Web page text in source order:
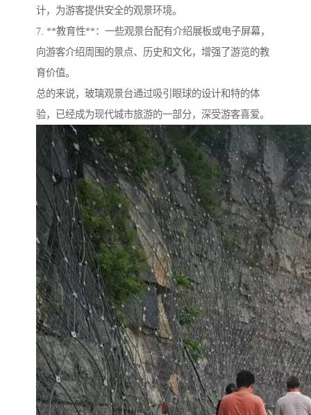
计，为游客提供安全的观景环境。
7. **教育性**：一些观景台配有介绍展板或电子屏幕，
向游客介绍周围的景点、历史和文化，增强了游览的教
育价值。
总的来说，玻璃观景台通过吸引眼球的设计和特的体
验，已经成为现代城市旅游的一部分，深受游客喜爱。